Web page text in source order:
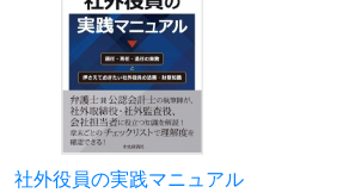
社外役員の実践マニュアル